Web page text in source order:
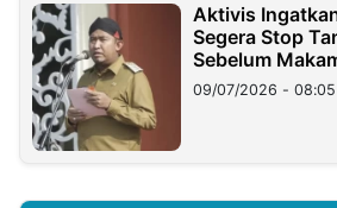
Aktivis
Segera Stop
Sebelum
Longsor
09/07/2026 - 08:05